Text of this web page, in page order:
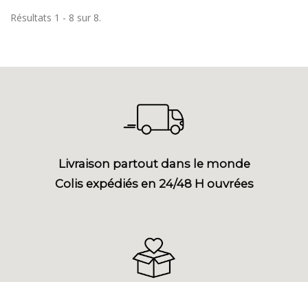
Résultats 1 - 8 sur 8.
Livraison partout dans le monde
Colis expédiés en 24/48 H ouvrées